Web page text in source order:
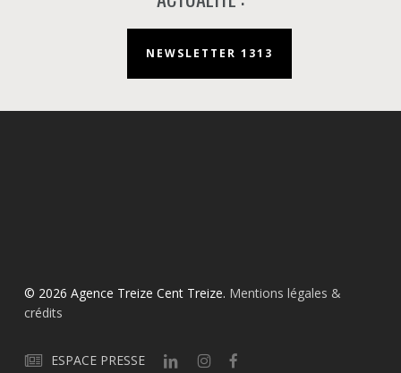
NEWSLETTER 1313
© 2026 Agence Treize Cent Treize. Mentions légales &
crédits
ESPACE PRESSE